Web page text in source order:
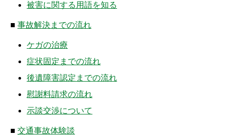
被害に関する用語を知る
■ 事故解決までの流れ
ケガの治療
症状固定までの流れ
後遺障害認定までの流れ
慰謝料請求の流れ
示談交渉について
■ 交通事故体験談